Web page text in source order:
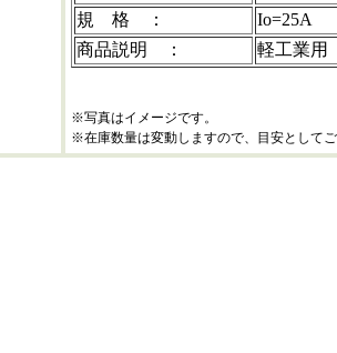
規 格 ：
Io=25A
商品説明 ：
軽工業用
※写真はイメージです。
※在庫数量は変動しますので、目安として